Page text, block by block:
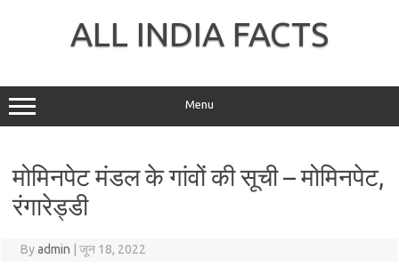
ALL INDIA FACTS
Menu
मोमिनपेट मंडल के गांवों की सूची – मोमिनपेट,
रंगारेड्डी
Byadmin जून 18, 2022